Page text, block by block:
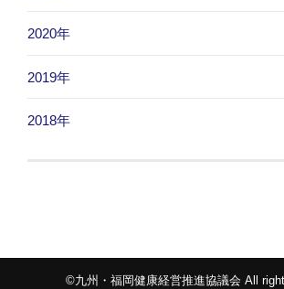
2020年
2019年
2018年
©九州・福岡健康経営推進協議会 All